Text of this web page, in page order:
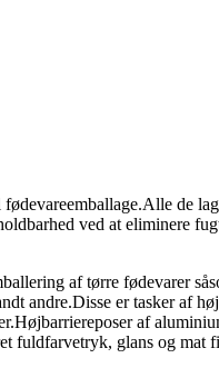
de
ved at eliminere
af tørre fødevarer
andre.Disse er tasker af
af
fuldfarvetryk, glans og mat